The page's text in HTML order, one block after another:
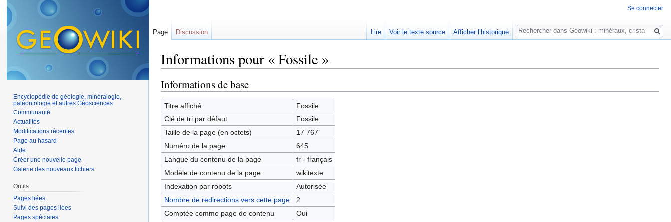
Informations pour « Fossile »
Informations de base
Titre affiché
Fossile
Clé de tri par défaut
Fossile
Taille de la page (en octets)
17 767
Numéro de la page
645
Langue du contenu de la page
fr - français
Modèle de contenu de la page
wikitexte
Indexation par robots
Autorisée
Nombre de redirections vers cette page
2
Comptée comme page de contenu
Oui
Se connecter
Page Discussion Lire Voir le texte source Afficher l’historique
Rechercher
Encyclopédie de géologie, minéralogie,
paléontologie et autres Géosciences
Communauté
Actualités
Modifications récentes
Page au hasard
Aide
Créer une nouvelle page
Galerie des nouveaux fichiers
Outils
Pages liées
Suivi des pages liées
Pages spéciales